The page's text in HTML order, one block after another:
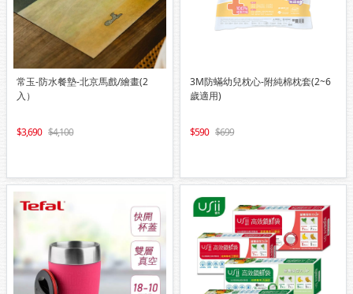
常玉-防水餐墊-北京馬戲/繪畫(2
入）
3,690 4,100
3M防蟎幼兒枕心-附純棉枕套(2~6
歲適用)
590 699